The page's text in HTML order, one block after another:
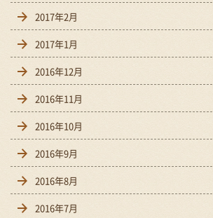
2017年2月
2017年1月
2016年12月
2016年11月
2016年10月
2016年9月
2016年8月
2016年7月